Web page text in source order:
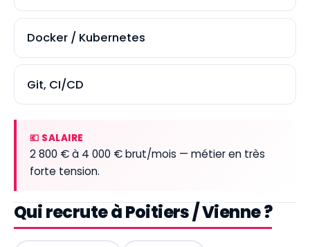
Docker / Kubernetes
Git, CI/CD
💶 SALAIRE
2 800 € à 4 000 € brut/mois — métier en très
forte tension.
Qui recrute à Poitiers / Vienne ?